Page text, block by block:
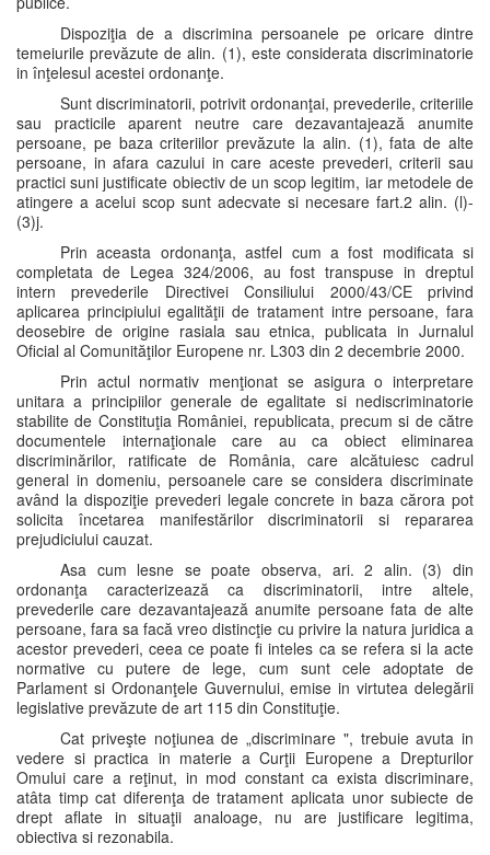
Dispoziţia de a discrimina persoanele pe oricare dintre
temeiurile prevăzute de alin. (1), este considerata discriminatorie
in înţelesul acestei ordonanţe.
Sunt discriminatorii, potrivit ordonanţai, prevederile, criteriile
sau practicile aparent neutre care dezavantajează anumite
persoane, pe baza criteriilor prevăzute la alin. (1), fata de alte
persoane, in afara cazului in care aceste prevederi, criterii sau
practici suni justificate obiectiv de un scop legitim, iar metodele de
atingere a acelui scop sunt adecvate si necesare fart.2 alin. (l)-
(3)j.
Prin aceasta ordonanţa, astfel cum a fost modificata si
completata de Legea 324/2006, au fost transpuse in dreptul
intern prevederile Directivei Consiliului 2000/43/CE privind
aplicarea principiului egalităţii de tratament intre persoane, fara
deosebire de origine rasiala sau etnica, publicata in Jurnalul
Oficial al Comunităţilor Europene nr. L303 din 2 decembrie 2000.
Prin actul normativ menţionat se asigura o interpretare
unitara a principiilor generale de egalitate si nediscriminatorie
stabilite de Constituţia României, republicata, precum si de către
documentele internaţionale care au ca obiect eliminarea
discriminărilor, ratificate de România, care alcătuiesc cadrul
general in domeniu, persoanele care se considera discriminate
având la dispoziţie prevederi legale concrete in baza cărora pot
solicita încetarea manifestărilor discriminatorii si repararea
prejudiciului cauzat.
Asa cum lesne se poate observa, ari. 2 alin. (3) din
ordonanţa caracterizează ca discriminatorii, intre altele,
prevederile care dezavantajează anumite persoane fata de alte
persoane, fara sa facă vreo distincţie cu privire la natura juridica a
acestor prevederi, ceea ce poate fi inteles ca se refera si la acte
normative cu putere de lege, cum sunt cele adoptate de
Parlament si Ordonanţele Guvernului, emise in virtutea delegării
legislative prevăzute de art 115 din Constituţie.
Cat priveşte noţiunea de „discriminare ", trebuie avuta in
vedere si practica in materie a Curţii Europene a Drepturilor
Omului care a reţinut, in mod constant ca exista discriminare,
atâta timp cat diferenţa de tratament aplicata unor subiecte de
drept aflate in situaţii analoage, nu are justificare legitima,
obiectiva si rezonabila.